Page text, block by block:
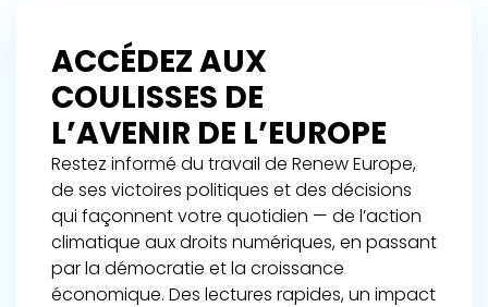
ACCÉDEZ AUX
COULISSES DE
L’AVENIR DE L’EUROPE
Restez informé du travail de Renew Europe,
de ses victoires politiques et des décisions
qui façonnent votre quotidien — de l’action
climatique aux droits numériques, en passant
par la démocratie et la croissance
économique. Des lectures rapides, un impact